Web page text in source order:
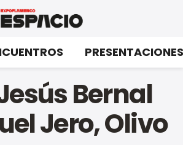
PRESENTACIONES
Bernal
Jero, Olivo